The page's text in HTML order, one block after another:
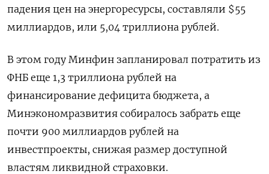
падения цен на энергоресурсы, составляли $55
миллиардов, или 5,04 триллиона рублей.
В этом году Минфин запланировал потратить из
ФНБ еще 1,3 триллиона рублей на
финансирование дефицита бюджета, а
Минэкономразвития собиралось забрать еще
почти 900 миллиардов рублей на
инвестпроекты, снижая размер доступной
властям ликвидной страховки.